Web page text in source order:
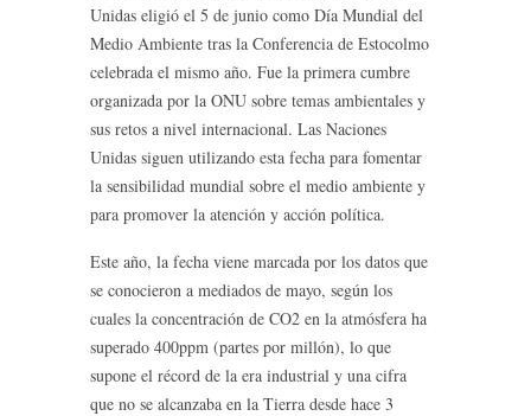
Unidas eligió el 5 de junio como Día Mundial del
Medio Ambiente tras la Conferencia de Estocolmo
celebrada el mismo año. Fue la primera cumbre
organizada por la ONU sobre temas ambientales y
sus retos a nivel internacional. Las Naciones
Unidas siguen utilizando esta fecha para fomentar
la sensibilidad mundial sobre el medio ambiente y
para promover la atención y acción política.
Este año, la fecha viene marcada por los datos que
se conocieron a mediados de mayo, según los
cuales la concentración de CO2 en la atmósfera ha
superado 400ppm (partes por millón), lo que
supone el récord de la era industrial y una cifra
que no se alcanzaba en la Tierra desde hace 3